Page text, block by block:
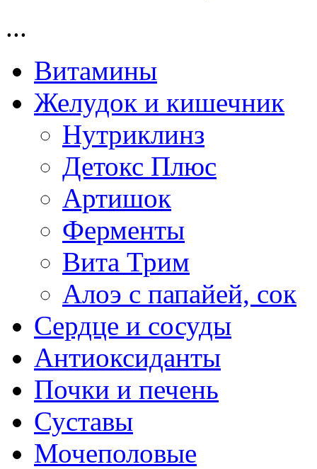
...
Витамины
Желудок и кишечник
Нутриклинз
Детокс Плюс
Артишок
Ферменты
Вита Трим
Алоэ с папайей, сок
Сердце и сосуды
Антиоксиданты
Почки и печень
Суставы
Мочеполовые